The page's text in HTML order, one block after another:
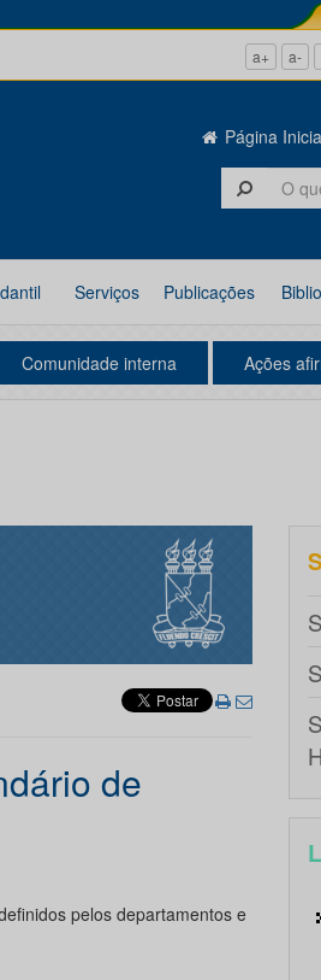
a+ a-
Página
Serviços Publicações
Comunidade interna Ações
de
pelos departamentos e